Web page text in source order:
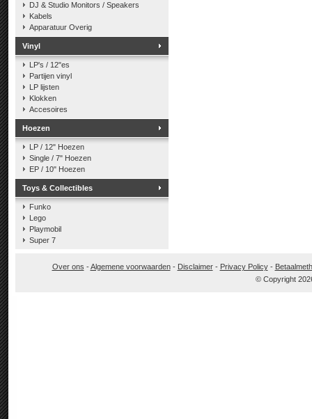
DJ & Studio Monitors / Speakers
Kabels
Apparatuur Overig
Vinyl
LP's / 12"es
Partijen vinyl
LP lijsten
Klokken
Accesoires
Hoezen
LP / 12" Hoezen
Single / 7" Hoezen
EP / 10" Hoezen
Toys & Collectibles
Funko
Lego
Playmobil
Super 7
Over ons -Algemene voorwaarden- Disclaimer- Privacy Policy-
© Copyright